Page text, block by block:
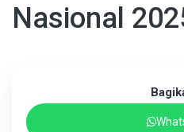
Nasional